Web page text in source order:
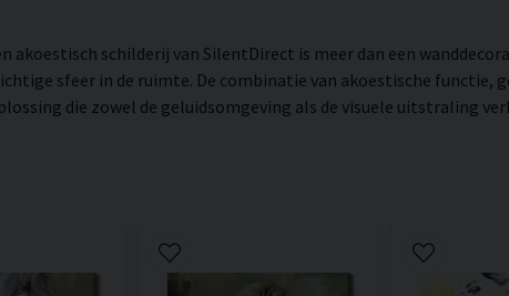
akoestisch schilderij van SilentDirect is meer dan een
sfeer in de ruimte. De combinatie van akoestische functie,
die zowel de geluidsomgeving als de visuele uitstraling